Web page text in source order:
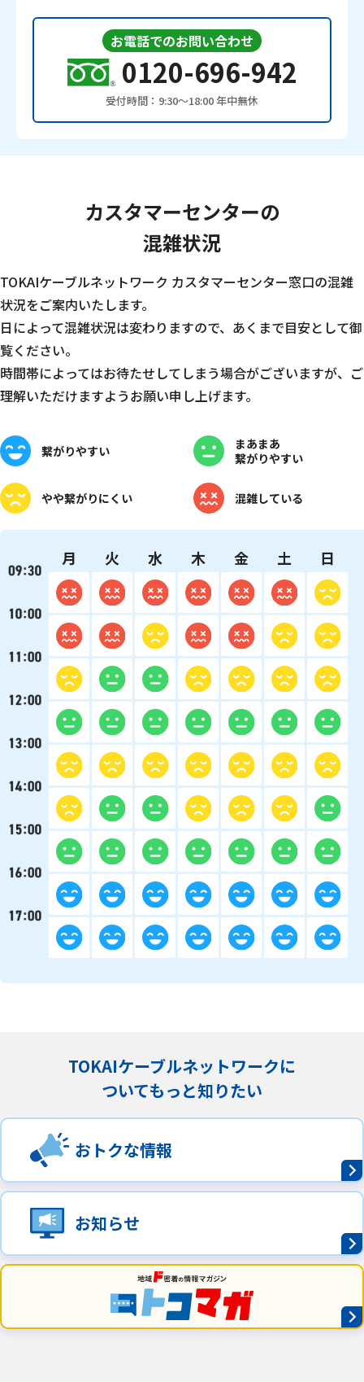
お電話でのお問い合わせ
0120-696-942
受付時間：9:30〜18:00 年中無休
カスタマーセンターの
混雑状況
TOKAIケーブルネットワーク カスタマーセンター窓口の混雑
状況をご案内いたします。
日によって混雑状況は変わりますので、あくまで目安として御
覧ください。
時間帯によってはお待たせしてしまう場合がございますが、ご
理解いただけますようお願い申し上げます。
繋がりやすい
まあまあ
繋がりやすい
やや繋がりにくい 混雑している
月 火 水 木 金 土 日
TOKAIケーブルネットワークに
ついてもっと知りたい
おトクな情報
お知らせ